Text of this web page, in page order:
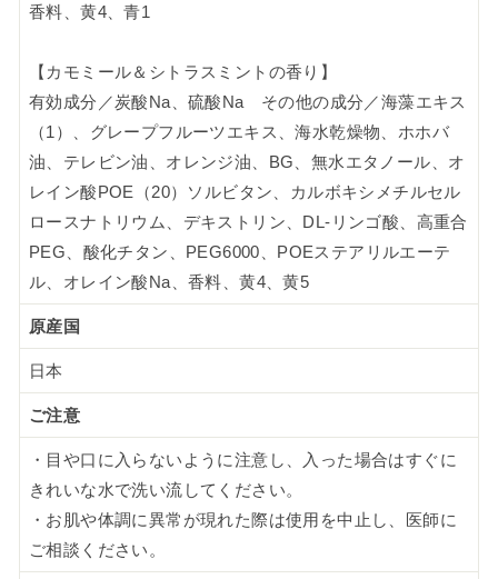
香料、黄4、青1
【カモミール＆シトラスミントの香り】
有効成分／炭酸Na、硫酸Na その他の成分／海藻エキス
（1）、グレープフルーツエキス、海水乾燥物、ホホバ
油、テレビン油、オレンジ油、BG、無水エタノール、オ
レイン酸POE（20）ソルビタン、カルボキシメチルセル
ロースナトリウム、デキストリン、DL-リンゴ酸、高重合
PEG、酸化チタン、PEG6000、POEステアリルエーテ
ル、オレイン酸Na、香料、黄4、黄5
原産国
日本
ご注意
・目や口に入らないように注意し、入った場合はすぐに
きれいな水で洗い流してください。
・お肌や体調に異常が現れた際は使用を中止し、医師に
ご相談ください。